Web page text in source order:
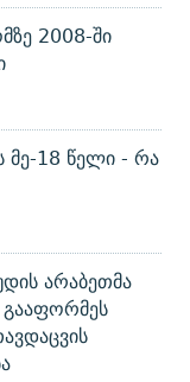
2008-ში
მე-18 წელი - რა
არაბეთმა
გააფორმეს